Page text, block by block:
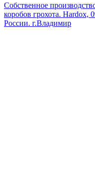
Собственное
коробов грохота.
России. г.Владимир